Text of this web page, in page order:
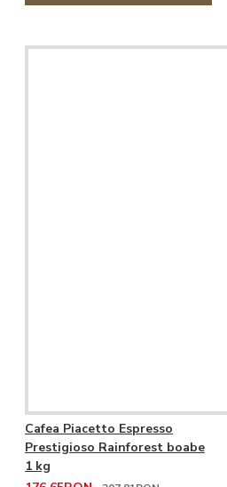
Cafea Piacetto Espresso
Prestigioso Rainforest boabe
1 kg